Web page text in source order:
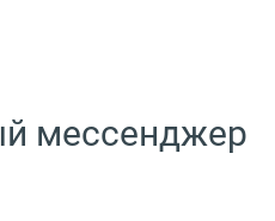
мессенджер